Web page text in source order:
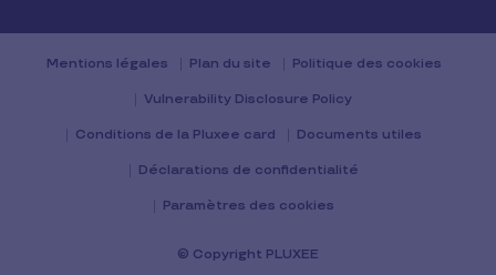
Mentions légales Plan du site Politique des cookies
Vulnerability Disclosure Policy
Conditions de la Pluxee card Documents utiles
Déclarations de confidentialité
Paramètres des cookies
© Copyright PLUXEE